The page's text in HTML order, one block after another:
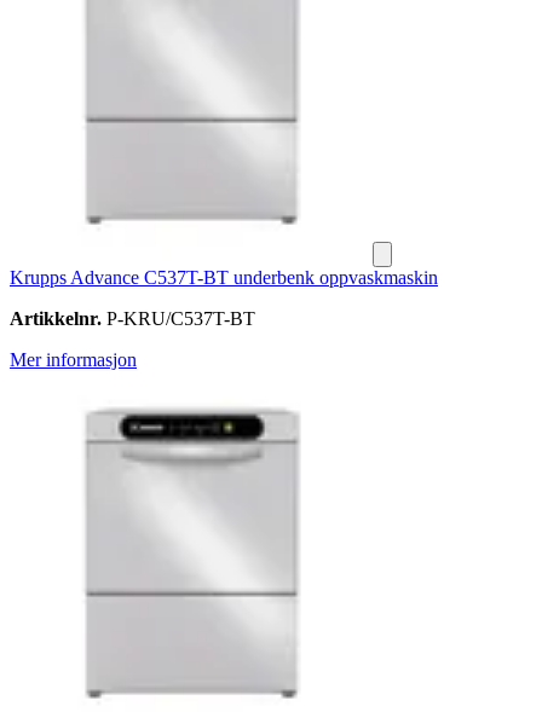
Krupps Advance C537T-BT underbenk oppvaskmaskin
Artikkelnr. P-KRU/C537T-BT
Mer informasjon